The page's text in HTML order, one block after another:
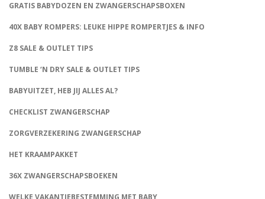
GRATIS BABYDOZEN EN ZWANGERSCHAPSBOXEN
40X BABY ROMPERS: LEUKE HIPPE ROMPERTJES & INFO
Z8 SALE & OUTLET TIPS
TUMBLE ‘N DRY SALE & OUTLET TIPS
BABYUITZET, HEB JIJ ALLES AL?
CHECKLIST ZWANGERSCHAP
ZORGVERZEKERING ZWANGERSCHAP
HET KRAAMPAKKET
36X ZWANGERSCHAPSBOEKEN
WELKE VAKANTIEBESTEMMING MET BABY